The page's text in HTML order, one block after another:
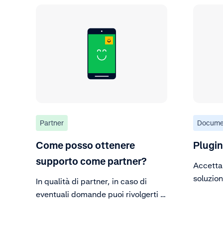
Partner
Come posso ottenere
supporto come partner?
In qualità di partner, in caso di
eventuali domande puoi rivolgerti al
Plugin